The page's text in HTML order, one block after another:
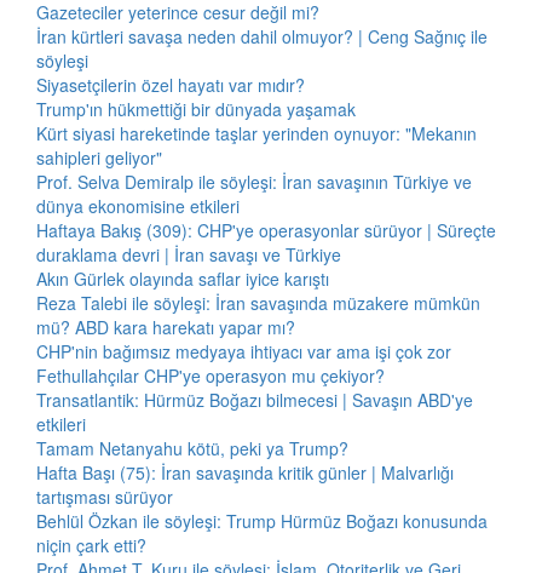
Gazeteciler yeterince cesur değil mi?
İran kürtleri savaşa neden dahil olmuyor? | Ceng Sağnıç ile
söyleşi
Siyasetçilerin özel hayatı var mıdır?
Trump'ın hükmettiği bir dünyada yaşamak
Kürt siyasi hareketinde taşlar yerinden oynuyor: "Mekanın
sahipleri geliyor"
Prof. Selva Demiralp ile söyleşi: İran savaşının Türkiye ve
dünya ekonomisine etkileri
Haftaya Bakış (309): CHP'ye operasyonlar sürüyor | Süreçte
duraklama devri | İran savaşı ve Türkiye
Akın Gürlek olayında saflar iyice karıştı
Reza Talebi ile söyleşi: İran savaşında müzakere mümkün
mü? ABD kara harekatı yapar mı?
CHP'nin bağımsız medyaya ihtiyacı var ama işi çok zor
Fethullahçılar CHP'ye operasyon mu çekiyor?
Transatlantik: Hürmüz Boğazı bilmecesi | Savaşın ABD'ye
etkileri
Tamam Netanyahu kötü, peki ya Trump?
Hafta Başı (75): İran savaşında kritik günler | Malvarlığı
tartışması sürüyor
Behlül Özkan ile söyleşi: Trump Hürmüz Boğazı konusunda
niçin çark etti?